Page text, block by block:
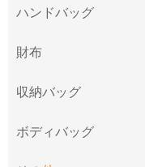
ハンドバッグ
財布
収納バッグ
ボディバッグ